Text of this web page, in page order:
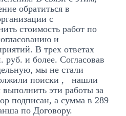
обратиться в
с
стоимость работ по
и
В трех ответах
руб. и более. Согласовав
мы не стали
поиски , нашли
выполнить эти работы за
подписан, а сумма в 289
по Договору.